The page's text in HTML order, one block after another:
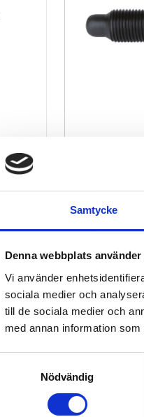
Samtycke
Denna webbplats
Vi använder
sociala medier och
till de sociala medier och
med annan information
Nödvändig
Extremt
Speciellt-